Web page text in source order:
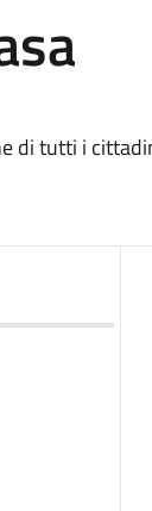
di tutti i